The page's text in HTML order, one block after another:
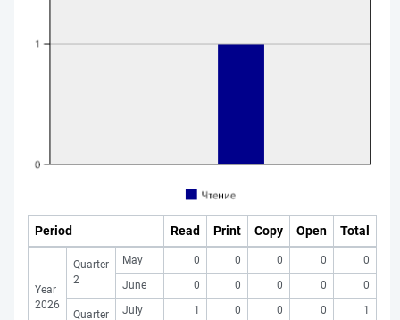
Period Read Print Copy Open Total
Year
2026
Quarter
2
May 0 0 0 0
0
June
0 0 0 0 0
Quarter July 1 0 0 0 1